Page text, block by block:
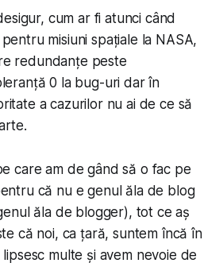
cum ar fi atunci când
misiuni spațiale la NASA,
redundanțe peste
0 la bug-uri dar în
a cazurilor nu ai de ce să
care am de gând să o fac pe
că nu e genul ăla de blog
ăla de blogger), tot ce aș
că noi, ca țară, suntem încă în
multe și avem nevoie de